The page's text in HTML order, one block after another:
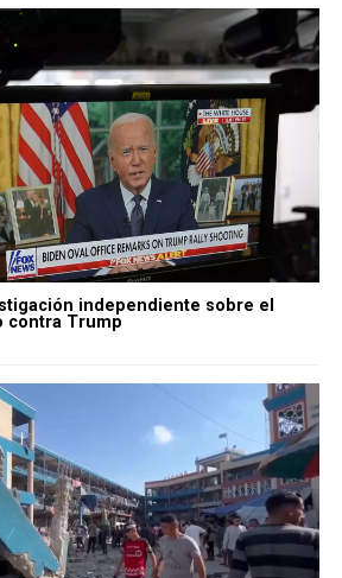
independiente sobre el
contra Trump